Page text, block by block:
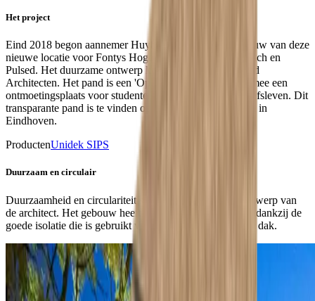
Het project
Eind 2018 begon aannemer Huybregts Relou met de bouw van deze
nieuwe locatie voor Fontys Hogeschool ICT, Paramedisch en
Pulsed. Het duurzame ontwerp komt van Ector Hoogstad
Architecten. Het pand is een 'Open Living Lab' en daarmee een
ontmoetingsplaats voor studenten, docenten én het bedrijfsleven. Dit
transparante pand is te vinden op Campus Rachelsmolen in
Eindhoven.
ProductenUnidek SIPS
Duurzaam en circulair
Duurzaamheid en circulariteit stonden centraal in het ontwerp van
de architect. Het gebouw heeft een laag energieverbruik dankzij de
goede isolatie die is gebruikt voor zowel de gevel als het dak.